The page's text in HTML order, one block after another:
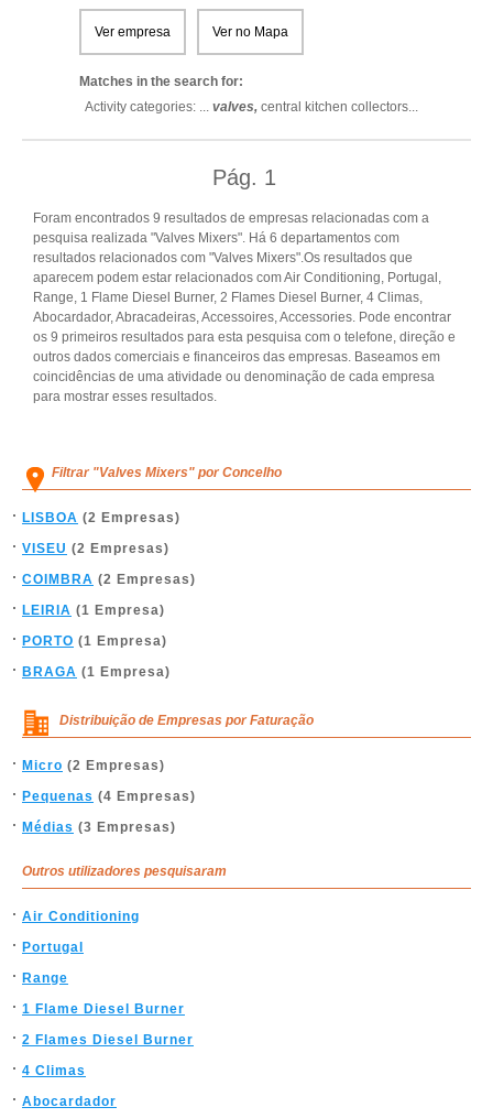
Ver empresa Ver no Mapa
Matches in the search for:
Activity categories: ... valves, central kitchen collectors...
Pág. 1
Foram encontrados 9 resultados de empresas relacionadas com a
pesquisa realizada "Valves Mixers". Há 6 departamentos com
resultados relacionados com "Valves Mixers".Os resultados que
aparecem podem estar relacionados com Air Conditioning, Portugal,
Range, 1 Flame Diesel Burner, 2 Flames Diesel Burner, 4 Climas,
Abocardador, Abracadeiras, Accessoires, Accessories. Pode encontrar
os 9 primeiros resultados para esta pesquisa com o telefone, direção e
outros dados comerciais e financeiros das empresas. Baseamos em
coincidências de uma atividade ou denominação de cada empresa
para mostrar esses resultados.
Filtrar "Valves Mixers" por Concelho
LISBOA (2 Empresas)
VISEU (2 Empresas)
COIMBRA (2 Empresas)
LEIRIA (1 Empresa)
PORTO (1 Empresa)
BRAGA (1 Empresa)
Distribuição de Empresas por Faturação
Micro (2 Empresas)
Pequenas (4 Empresas)
Médias (3 Empresas)
Outros utilizadores pesquisaram
Air Conditioning
Portugal
Range
1 Flame Diesel Burner
2 Flames Diesel Burner
4 Climas
Abocardador